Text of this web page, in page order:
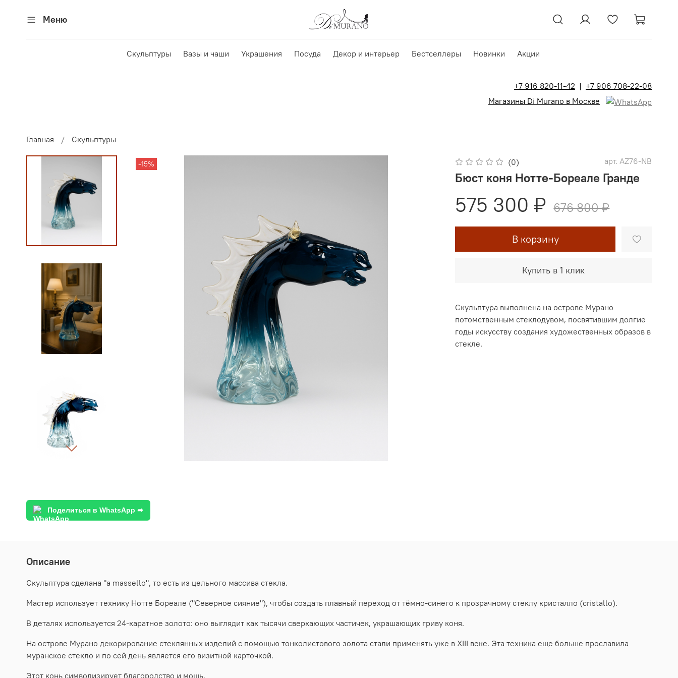
Меню
Скульптуры Вазы и чаши Украшения Посуда Декор и интерьер Бестселлеры Новинки Акции
+7 916 820-11-42 | +7 906 708-22-08
Магазины Di Murano в Москве
Главная Скульптуры
-15% (0) арт. AZ76-NB
Бюст коня Нотте-Бореале Гранде
575 300 ₽ 676 800 ₽
В корзину
Купить в 1 клик
Скульптура выполнена на острове Мурано
потомственным стеклодувом, посвятившим долгие
годы искусству создания художественных образов в
стекле.
Поделиться в WhatsApp ➦
Описание
Скульптура сделана "a massello", то есть из цельного массива стекла.
Мастер использует технику Нотте Бореале ("Северное сияние"), чтобы создать плавный переход от тёмно-синего к прозрачному стеклу кристалло (cristallo).
В деталях используется 24-каратное золото: оно выглядит как тысячи сверкающих частичек, украшающих гриву коня.
На острове Мурано декорирование стеклянных изделий с помощью тонколистового золота стали применять уже в XIII веке. Эта техника еще больше прославила
муранское стекло и по сей день является его визитной карточкой.
Этот конь символизирует благородство и мощь.